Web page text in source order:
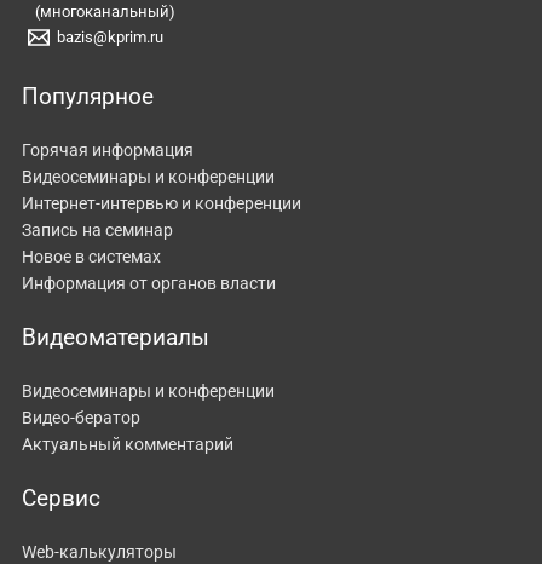
(многоканальный)
bazis@kprim.ru
Популярное
Горячая информация
Видеосеминары и конференции
Интернет-интервью и конференции
Запись на семинар
Новое в системах
Информация от органов власти
Видеоматериалы
Видеосеминары и конференции
Видео-бератор
Актуальный комментарий
Сервис
Web-калькуляторы